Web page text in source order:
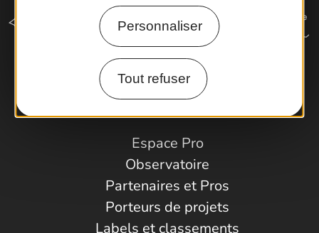
Personnaliser
Tout refuser
Comment venir ?
Espace Pro
Observatoire
Partenaires et Pros
Porteurs de projets
Labels et classements